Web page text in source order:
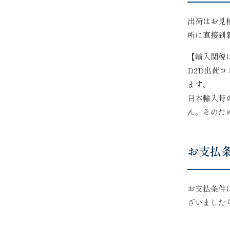
出荷はお見
所に直接到
【輸入関
D2D出荷コ
ます。
日本輸入時
ん。そのた
お支払
お支払条件
ざいました